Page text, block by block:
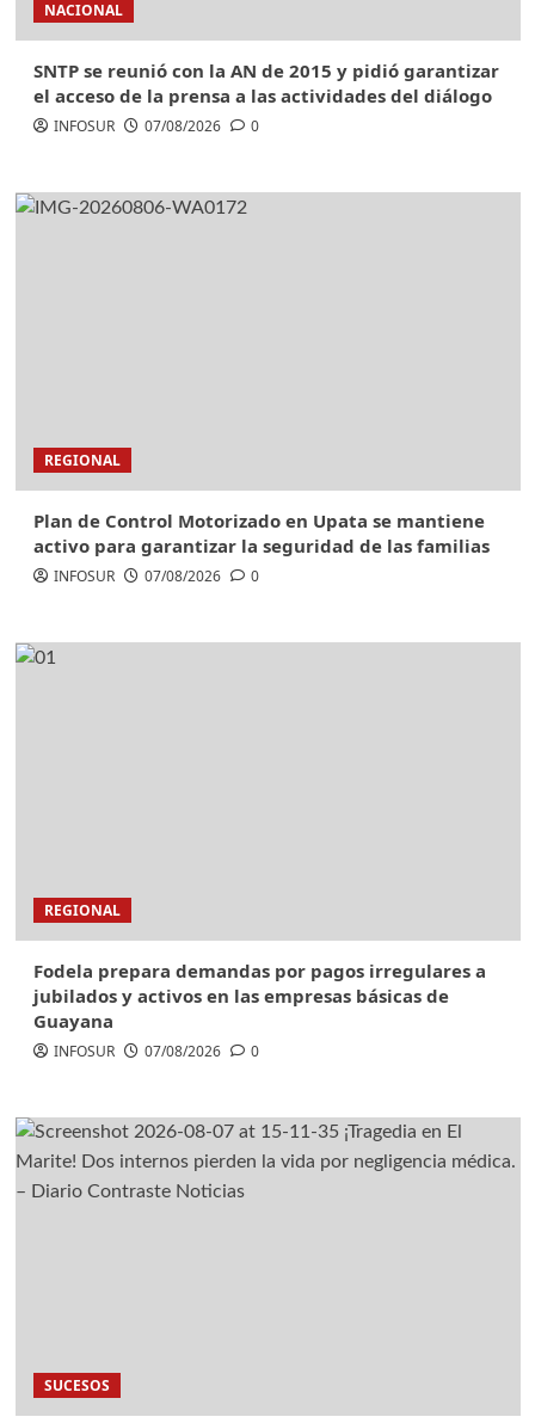
NACIONAL
SNTP se reunió con la AN de 2015 y pidió garantizar
el acceso de la prensa a las actividades del diálogo
INFOSUR 07/08/2026 0
REGIONAL
Plan de Control Motorizado en Upata se mantiene
activo para garantizar la seguridad de las familias
INFOSUR 07/08/2026 0
REGIONAL
Fodela prepara demandas por pagos irregulares a
jubilados y activos en las empresas básicas de
Guayana
INFOSUR 07/08/2026 0
SUCESOS